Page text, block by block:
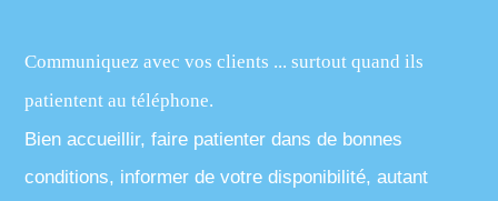
Communiquez avec vos clients ... surtout quand ils
patientent au téléphone.
Bien accueillir, faire patienter dans de bonnes
conditions, informer de votre disponibilité, autant